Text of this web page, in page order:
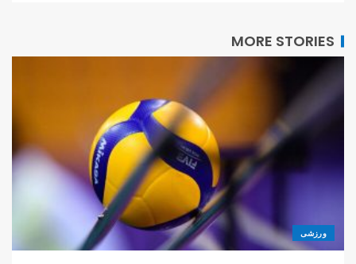
MORE STORIES
ورزشی